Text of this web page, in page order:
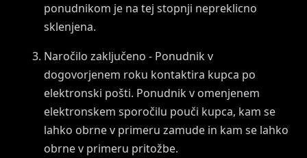
ponudnikom je na tej stopnji nepreklicno
sklenjena.
Naročilo zaključeno - Ponudnik v
dogovorjenem roku kontaktira kupca po
elektronski pošti. Ponudnik v omenjenem
elektronskem sporočilu pouči kupca, kam se
lahko obrne v primeru zamude in kam se lahko
obrne v primeru pritožbe.